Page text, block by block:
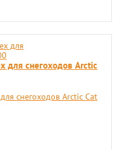
для снегоходов Arctic
снегоходов Arctic Cat